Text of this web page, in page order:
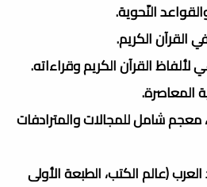
النّحوية.
القرآن الكريم.
القرآن الكريم وقراءاته.
المعاصرة.
معجم شامل للمجالات والمترادفات
(عالم الكتب، الطبعة الأولى